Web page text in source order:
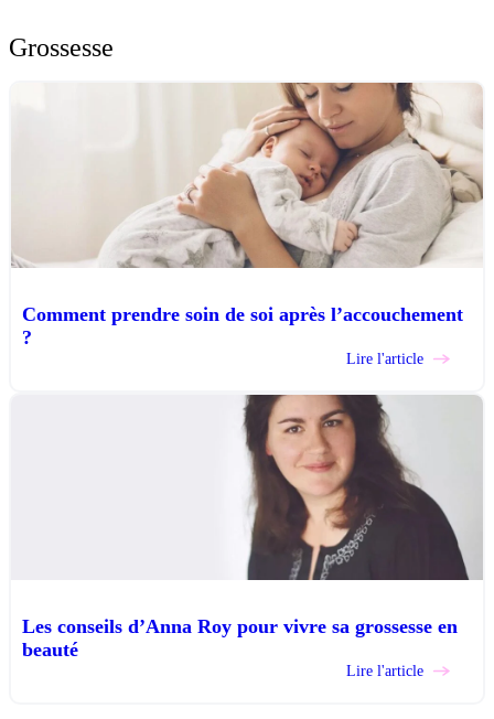
Grossesse
Comment prendre soin de soi après l’accouchement
?
Lire l'article
Les conseils d’Anna Roy pour vivre sa grossesse en
beauté
Lire l'article